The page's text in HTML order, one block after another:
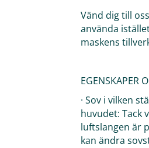
Vänd dig till
använda
maskens
EGENSKAPER
· Sov i vilken
huvudet: Tack
luftslangen är
kan ändra